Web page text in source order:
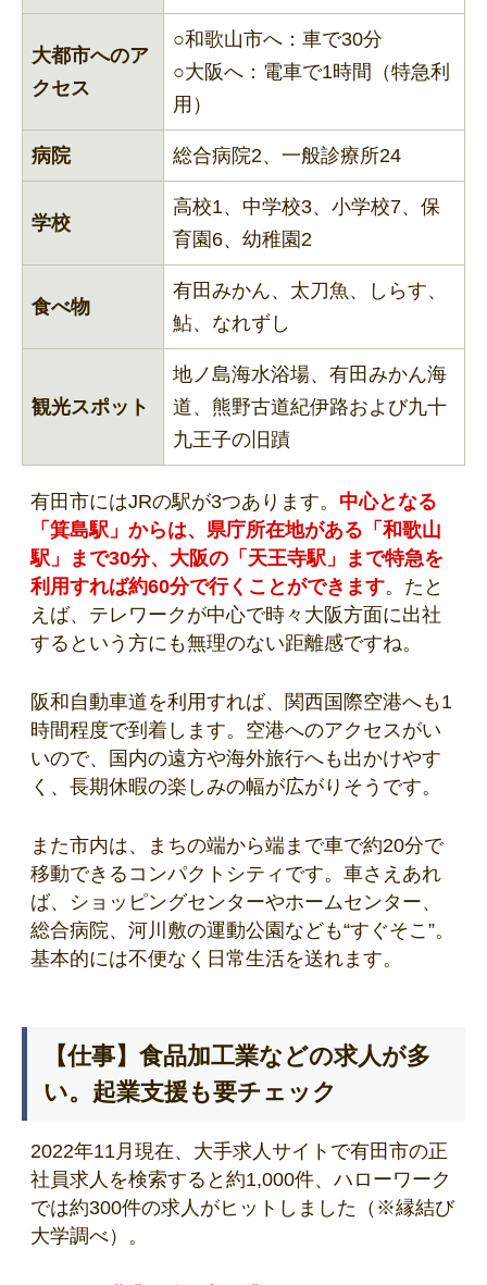
大都市へのア
クセス
○和歌山市へ：車で30分
○大阪へ：電車で1時間（特急利
用）
病院 総合病院2、一般診療所24
学校
高校1、中学校3、小学校7、保
育園6、幼稚園2
食べ物
有田みかん、太刀魚、しらす、
鮎、なれずし
観光スポット
地ノ島海水浴場、有田みかん海
道、熊野古道紀伊路および九十
九王子の旧蹟
有田市にはJRの駅が3つあります。 中心となる
「箕島駅」からは、県庁所在地がある「和歌山
駅」まで30分、大阪の「天王寺駅」まで特急を
利用すれば約60分で行くことができます。たと
えば、テレワークが中心で時々大阪方面に出社
するという方にも無理のない距離感ですね。
阪和自動車道を利用すれば、関西国際空港へも1
時間程度で到着します。空港へのアクセスがい
いので、国内の遠方や海外旅行へも出かけやす
く、長期休暇の楽しみの幅が広がりそうです。
また市内は、まちの端から端まで車で約20分で
移動できるコンパクトシティです。車さえあれ
ば、ショッピングセンターやホームセンター、
総合病院、河川敷の運動公園なども“すぐそこ”。
基本的には不便なく日常生活を送れます。
【仕事】食品加工業などの求人が多
い。起業支援も要チェック
2022年11月現在、大手求人サイトで有田市の正
社員求人を検索すると約1,000件、ハローワーク
では約300件の求人がヒットしました（※縁結び
大学調べ）。